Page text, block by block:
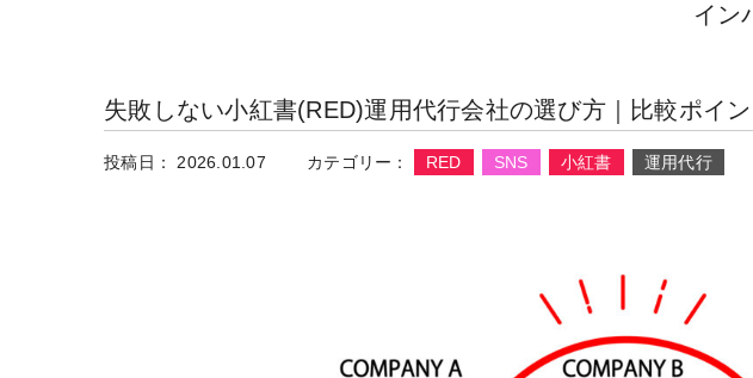
イン
失敗しない小紅書(RED)運用代行会社の選び方｜比較ポイ
投稿日： 2026.01.07 カテゴリー： RED SNS 小紅書 運用代行